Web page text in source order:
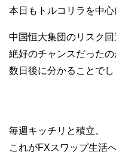
本日もトルコリラを中心
中国恒大集団のリスク
絶好のチャンスだったの
数日後に分かることでし
毎週キッチリと積立。
これがFXスワップ生活